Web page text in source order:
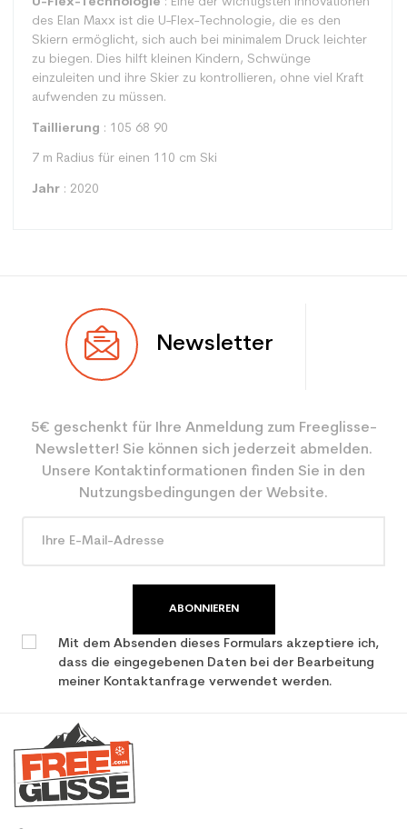
des Elan Maxx ist die U-Flex-Technologie, die es den
Skiern ermöglicht, sich auch bei minimalem Druck leichter
zu biegen. Dies hilft kleinen Kindern, Schwünge
einzuleiten und ihre Skier zu kontrollieren, ohne viel Kraft
aufwenden zu müssen.
Taillierung : 105 68 90
7 m Radius für einen 110 cm Ski
Jahr : 2020
Benutzer Junior
Farbe Grün
CO2-Einsparungen für
den Planeten (in kg)
2.1
Newsletter
5€ geschenkt für Ihre Anmeldung zum Freeglisse-
Newsletter! Sie können sich jederzeit abmelden.
Unsere Kontaktinformationen finden Sie in den
Nutzungsbedingungen der Website.
ABONNIEREN
Mit dem Absenden dieses Formulars akzeptiere ich,
dass die eingegebenen Daten bei der Bearbeitung
meiner Kontaktanfrage verwendet werden.